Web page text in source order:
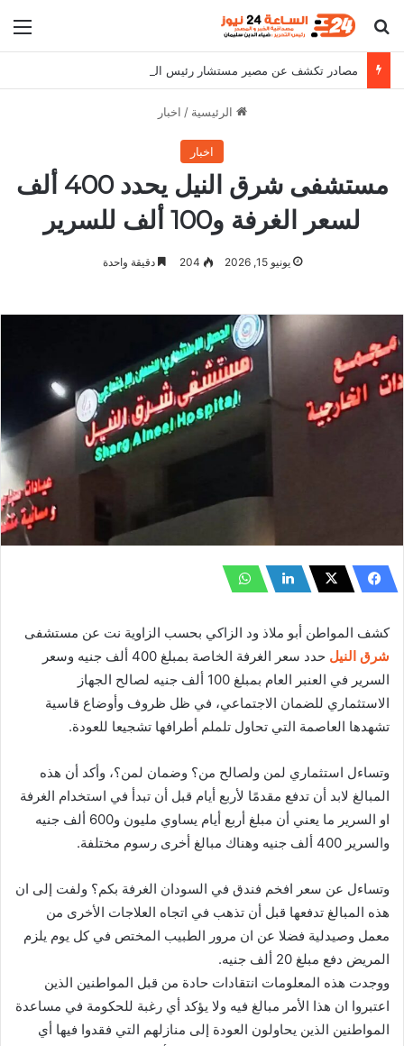
بحث عن
مصادر تكشف عن مصير مستشار رئيس الوزراء
الرئيسية / اخبار
اخبار
مستشفى شرق النيل يحدد 400 ألف
لسعر الغرفة و100 ألف للسرير
يونيو 15, 2026 204 دقيقة واحدة
كشف المواطن أبو ملاذ ود الزاكي بحسب الزاوية نت عن مستشفى
شرق النيل
حدد سعر الغرفة الخاصة بمبلغ 400 ألف جنيه وسعر
السرير في العنبر العام بمبلغ 100 ألف جنيه لصالح الجهاز
الاستثماري للضمان الاجتماعي، في ظل ظروف وأوضاع قاسية
تشهدها العاصمة التي تحاول تلملم أطرافها تشجيعا للعودة.
وتساءل استثماري لمن ولصالح من؟ وضمان لمن؟، وأكد أن هذه
المبالغ لابد أن تدفع مقدمًا لأربع أيام قبل أن تبدأ في استخدام الغرفة
او السرير ما يعني أن مبلغ أربع أيام يساوي مليون و600 ألف جنيه
والسرير 400 ألف جنيه وهناك مبالغ أخرى رسوم مختلفة.
وتساءل عن سعر افخم فندق في السودان الغرفة بكم؟ ولفت إلى ان
هذه المبالغ تدفعها قبل أن تذهب في اتجاه العلاجات الأخرى من
معمل وصيدلية فضلا عن ان مرور الطبيب المختص في كل يوم يلزم
المريض دفع مبلغ 20 ألف جنيه.
ووجدت هذه المعلومات انتقادات حادة من قبل المواطنين الذين
اعتبروا ان هذا الأمر مبالغ فيه ولا يؤكد أي رغبة للحكومة في مساعدة
المواطنين الذين يحاولون العودة إلى منازلهم التي فقدوا فيها أي